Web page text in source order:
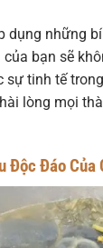
dụng những
bạn sẽ
sự tinh tế
lòng mọi
Độc Đáo Của